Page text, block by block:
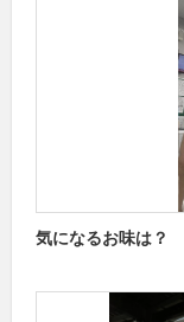
気になるお味は？